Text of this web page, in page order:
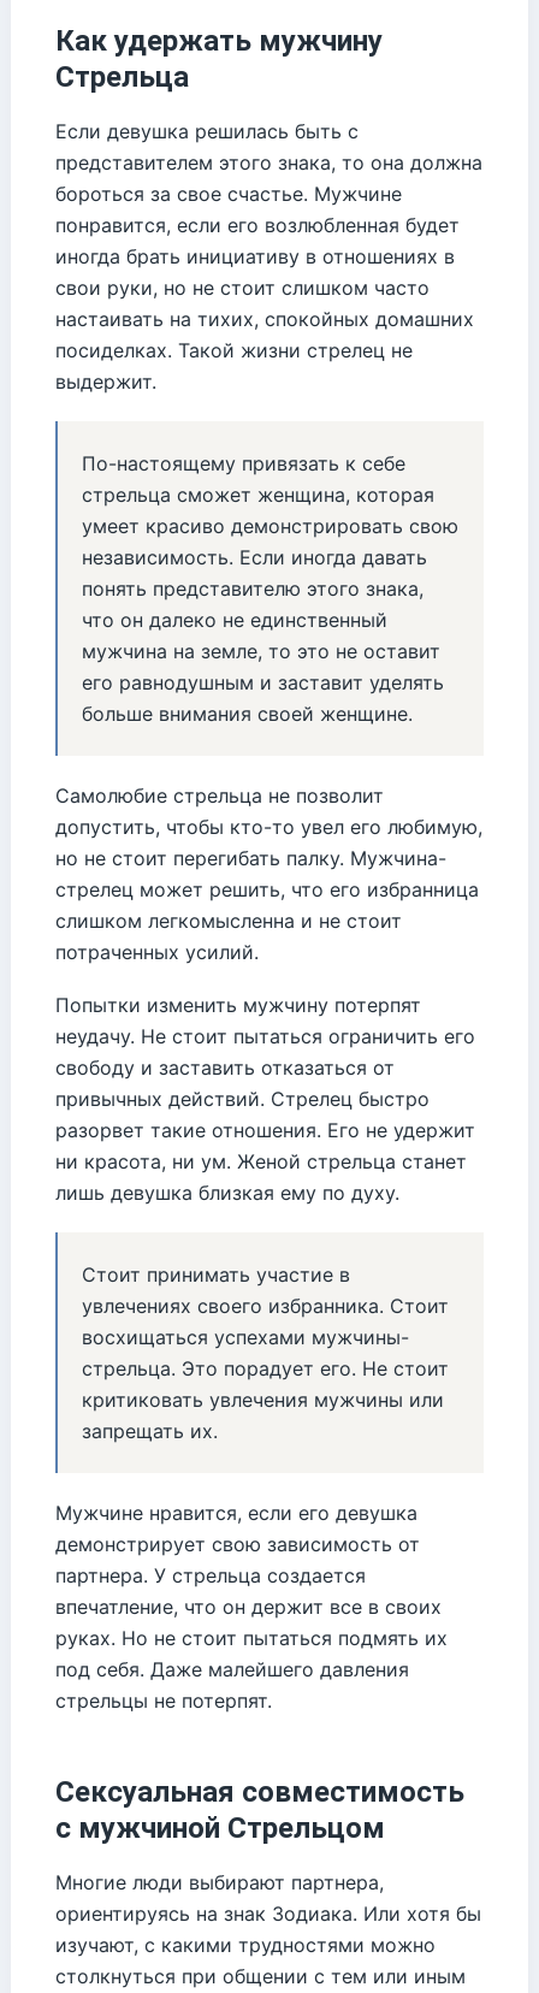
Как удержать мужчину
Стрельца
Если девушка решилась быть с
представителем этого знака, то она должна
бороться за свое счастье. Мужчине
понравится, если его возлюбленная будет
иногда брать инициативу в отношениях в
свои руки, но не стоит слишком часто
настаивать на тихих, спокойных домашних
посиделках. Такой жизни стрелец не
выдержит.
По-настоящему привязать к себе
стрельца сможет женщина, которая
умеет красиво демонстрировать свою
независимость. Если иногда давать
понять представителю этого знака,
что он далеко не единственный
мужчина на земле, то это не оставит
его равнодушным и заставит уделять
больше внимания своей женщине.
Самолюбие стрельца не позволит
допустить, чтобы кто-то увел его любимую,
но не стоит перегибать палку. Мужчина-
стрелец может решить, что его избранница
слишком легкомысленна и не стоит
потраченных усилий.
Попытки изменить мужчину потерпят
неудачу. Не стоит пытаться ограничить его
свободу и заставить отказаться от
привычных действий. Стрелец быстро
разорвет такие отношения. Его не удержит
ни красота, ни ум. Женой стрельца станет
лишь девушка близкая ему по духу.
Стоит принимать участие в
увлечениях своего избранника. Стоит
восхищаться успехами мужчины-
стрельца. Это порадует его. Не стоит
критиковать увлечения мужчины или
запрещать их.
Мужчине нравится, если его девушка
демонстрирует свою зависимость от
партнера. У стрельца создается
впечатление, что он держит все в своих
руках. Но не стоит пытаться подмять их
под себя. Даже малейшего давления
стрельцы не потерпят.
Сексуальная совместимость
с мужчиной Стрельцом
Многие люди выбирают партнера,
ориентируясь на знак Зодиака. Или хотя бы
изучают, с какими трудностями можно
столкнуться при общении с тем или иным